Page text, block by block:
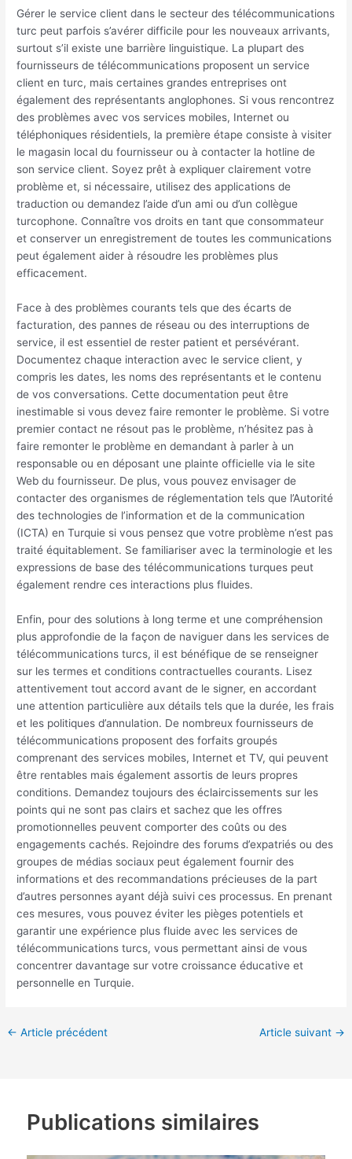
Gérer le service client dans le secteur des télécommunications
turc peut parfois s’avérer difficile pour les nouveaux arrivants,
surtout s’il existe une barrière linguistique. La plupart des
fournisseurs de télécommunications proposent un service
client en turc, mais certaines grandes entreprises ont
également des représentants anglophones. Si vous rencontrez
des problèmes avec vos services mobiles, Internet ou
téléphoniques résidentiels, la première étape consiste à visiter
le magasin local du fournisseur ou à contacter la hotline de
son service client. Soyez prêt à expliquer clairement votre
problème et, si nécessaire, utilisez des applications de
traduction ou demandez l’aide d’un ami ou d’un collègue
turcophone. Connaître vos droits en tant que consommateur
et conserver un enregistrement de toutes les communications
peut également aider à résoudre les problèmes plus
efficacement.
Face à des problèmes courants tels que des écarts de
facturation, des pannes de réseau ou des interruptions de
service, il est essentiel de rester patient et persévérant.
Documentez chaque interaction avec le service client, y
compris les dates, les noms des représentants et le contenu
de vos conversations. Cette documentation peut être
inestimable si vous devez faire remonter le problème. Si votre
premier contact ne résout pas le problème, n’hésitez pas à
faire remonter le problème en demandant à parler à un
responsable ou en déposant une plainte officielle via le site
Web du fournisseur. De plus, vous pouvez envisager de
contacter des organismes de réglementation tels que l’Autorité
des technologies de l’information et de la communication
(ICTA) en Turquie si vous pensez que votre problème n’est pas
traité équitablement. Se familiariser avec la terminologie et les
expressions de base des télécommunications turques peut
également rendre ces interactions plus fluides.
Enfin, pour des solutions à long terme et une compréhension
plus approfondie de la façon de naviguer dans les services de
télécommunications turcs, il est bénéfique de se renseigner
sur les termes et conditions contractuelles courants. Lisez
attentivement tout accord avant de le signer, en accordant
une attention particulière aux détails tels que la durée, les frais
et les politiques d’annulation. De nombreux fournisseurs de
télécommunications proposent des forfaits groupés
comprenant des services mobiles, Internet et TV, qui peuvent
être rentables mais également assortis de leurs propres
conditions. Demandez toujours des éclaircissements sur les
points qui ne sont pas clairs et sachez que les offres
promotionnelles peuvent comporter des coûts ou des
engagements cachés. Rejoindre des forums d’expatriés ou des
groupes de médias sociaux peut également fournir des
informations et des recommandations précieuses de la part
d’autres personnes ayant déjà suivi ces processus. En prenant
ces mesures, vous pouvez éviter les pièges potentiels et
garantir une expérience plus fluide avec les services de
télécommunications turcs, vous permettant ainsi de vous
concentrer davantage sur votre croissance éducative et
personnelle en Turquie.
← Article précédent Article suivant →
Publications similaires